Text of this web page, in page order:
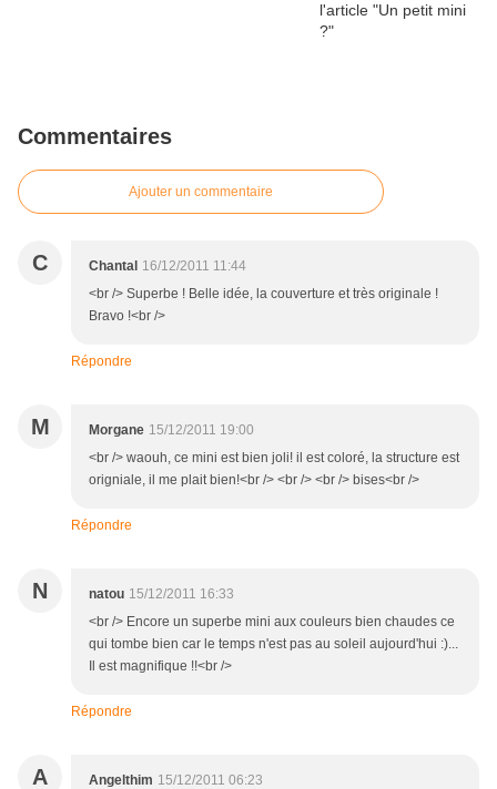
Commentaires
Ajouter un commentaire
C Chantal 16/12/2011 11:44
<br /> Superbe ! Belle idée, la couverture et très originale !
Bravo !<br />
Répondre
M Morgane 15/12/2011 19:00
<br /> waouh, ce mini est bien joli! il est coloré, la structure est
origniale, il me plait bien!<br /> <br /> <br /> bises<br />
Répondre
N natou 15/12/2011 16:33
<br /> Encore un superbe mini aux couleurs bien chaudes ce
qui tombe bien car le temps n'est pas au soleil aujourd'hui :)...
Il est magnifique !!<br />
Répondre
A Angelthim 15/12/2011 06:23